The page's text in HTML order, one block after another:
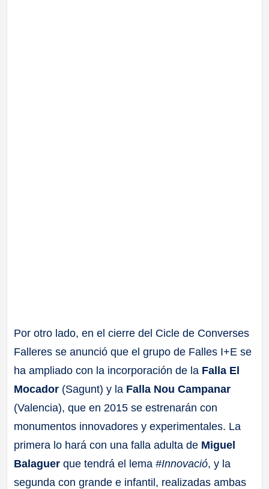
Por otro lado, en el cierre del Cicle de Converses
Falleres se anunció que el grupo de Falles I+E se
ha ampliado con la incorporación de la Falla El
Mocador (Sagunt) y la Falla Nou Campanar
(Valencia), que en 2015 se estrenarán con
monumentos innovadores y experimentales. La
primera lo hará con una falla adulta de Miguel
Balaguer que tendrá el lema #Innovació, y la
segunda con grande e infantil, realizadas ambas